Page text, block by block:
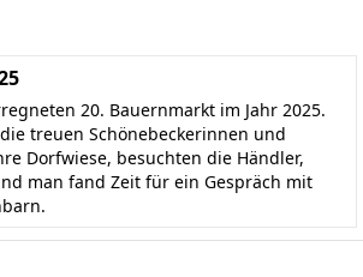
20. Bauernmarkt im Jahr 2025.
treuen Schönebeckerinnen und
Dorfwiese, besuchten die Händler,
man fand Zeit für ein Gespräch mit